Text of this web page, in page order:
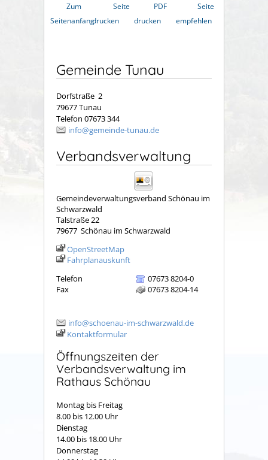
Zum
Seitenanfang
Seite
drucken
PDF
drucken
Seite
empfehlen
Gemeinde Tunau
Dorfstraße 2
79677 Tunau
Telefon 07673 344
info@gemeinde-tunau.de
Verbandsverwaltung
Gemeindeverwaltungsverband Schönau im
Schwarzwald
Talstraße 22
79677 Schönau im Schwarzwald
OpenStreetMap
Fahrplanauskunft
Telefon
07673 8204-0
Fax
07673 8204-14
info@schoenau-im-schwarzwald.de
Kontaktformular
Öffnungszeiten der
Verbandsverwaltung im
Rathaus Schönau
Montag bis Freitag
8.00 bis 12.00 Uhr
Dienstag
14.00 bis 18.00 Uhr
Donnerstag